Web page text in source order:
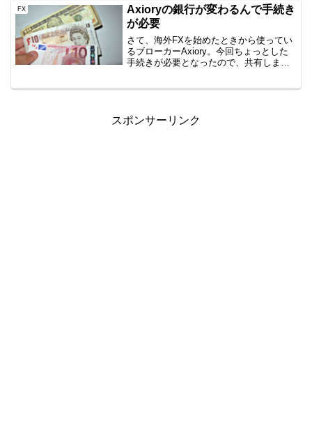
思いますので、公開です。AUD/JPY
B40 100...
FX
Axioryの銀行が変わるんで手続き
が必要
さて、海外FXを始めたときから使ってい
るブローカーAxiory。今回ちょっとした
手続きが必要となったので、共有しま
スポンサーリンク